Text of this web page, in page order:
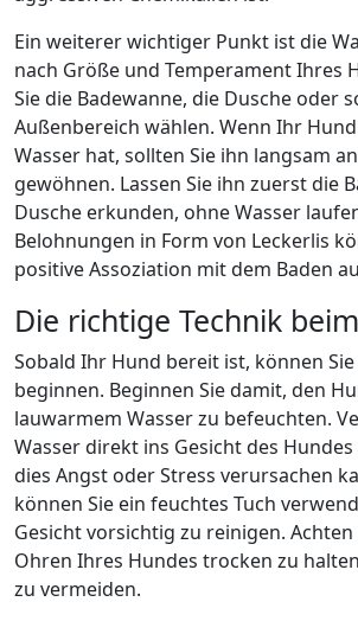
Ein weiterer wichtiger Punkt ist die
nach Größe und Temperament Ihres
Sie die Badewanne, die Dusche oder
Außenbereich wählen. Wenn Ihr
Wasser hat, sollten Sie ihn langsam
gewöhnen. Lassen Sie ihn zuerst die
Dusche erkunden, ohne Wasser
Belohnungen in Form von Leckerlis
positive Assoziation mit dem Baden
Die richtige Technik
Sobald Ihr Hund bereit ist, können
beginnen. Beginnen Sie damit, den
lauwarmem Wasser zu befeuchten.
Wasser direkt ins Gesicht des
dies Angst oder Stress verursachen
können Sie ein feuchtes Tuch
Gesicht vorsichtig zu reinigen.
Ohren Ihres Hundes trocken zu
zu vermeiden.